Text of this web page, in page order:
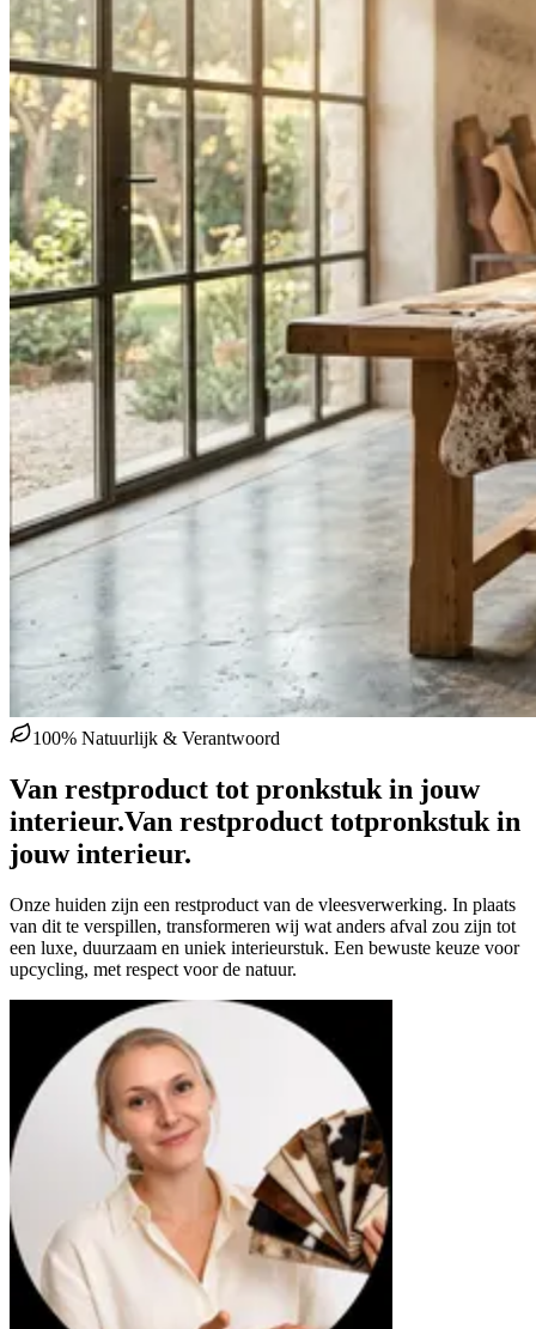
100% Natuurlijk & Verantwoord
Van restproduct tot pronkstuk in jouw
interieur.Van restproduct totpronkstuk in
jouw interieur.
Onze huiden zijn een restproduct van de vleesverwerking. In plaats
van dit te verspillen, transformeren wij wat anders afval zou zijn tot
een luxe, duurzaam en uniek interieurstuk. Een bewuste keuze voor
upcycling, met respect voor de natuur.